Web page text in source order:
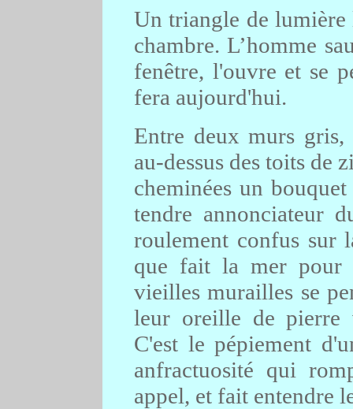
Un triangle de
chambre. L’homme
fenêtre, l'ouvre et se
fera aujourd'hui.
Entre deux murs gris,
au-dessus des toits de
cheminées un
tendre annonciateur
roulement confus sur
que fait la mer pour
vieilles murailles se
leur oreille de pierre
C'est le pépiement
anfractuosité qui
appel, et fait entendre